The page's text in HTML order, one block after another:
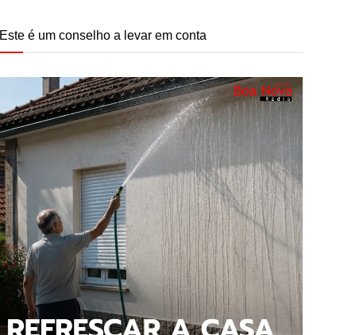
Este é um conselho a levar em conta